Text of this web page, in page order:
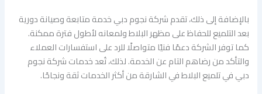
بالإضافة إلى ذلك، تقدم شركة نجوم دبي خدمة متابعة وصيانة دورية
بعد التلميع للحفاظ على مظهر البلاط ولمعانه لأطول فترة ممكنة.
كما توفر الشركة دعمًا فنيًا متواصلًا للرد على استفسارات العملاء
والتأكد من رضاهم التام عن الخدمة. لذلك، تُعد خدمات شركة نجوم
دبي في تلميع البلاط في الشارقة من أكثر الخدمات ثقة ونجاحًا.